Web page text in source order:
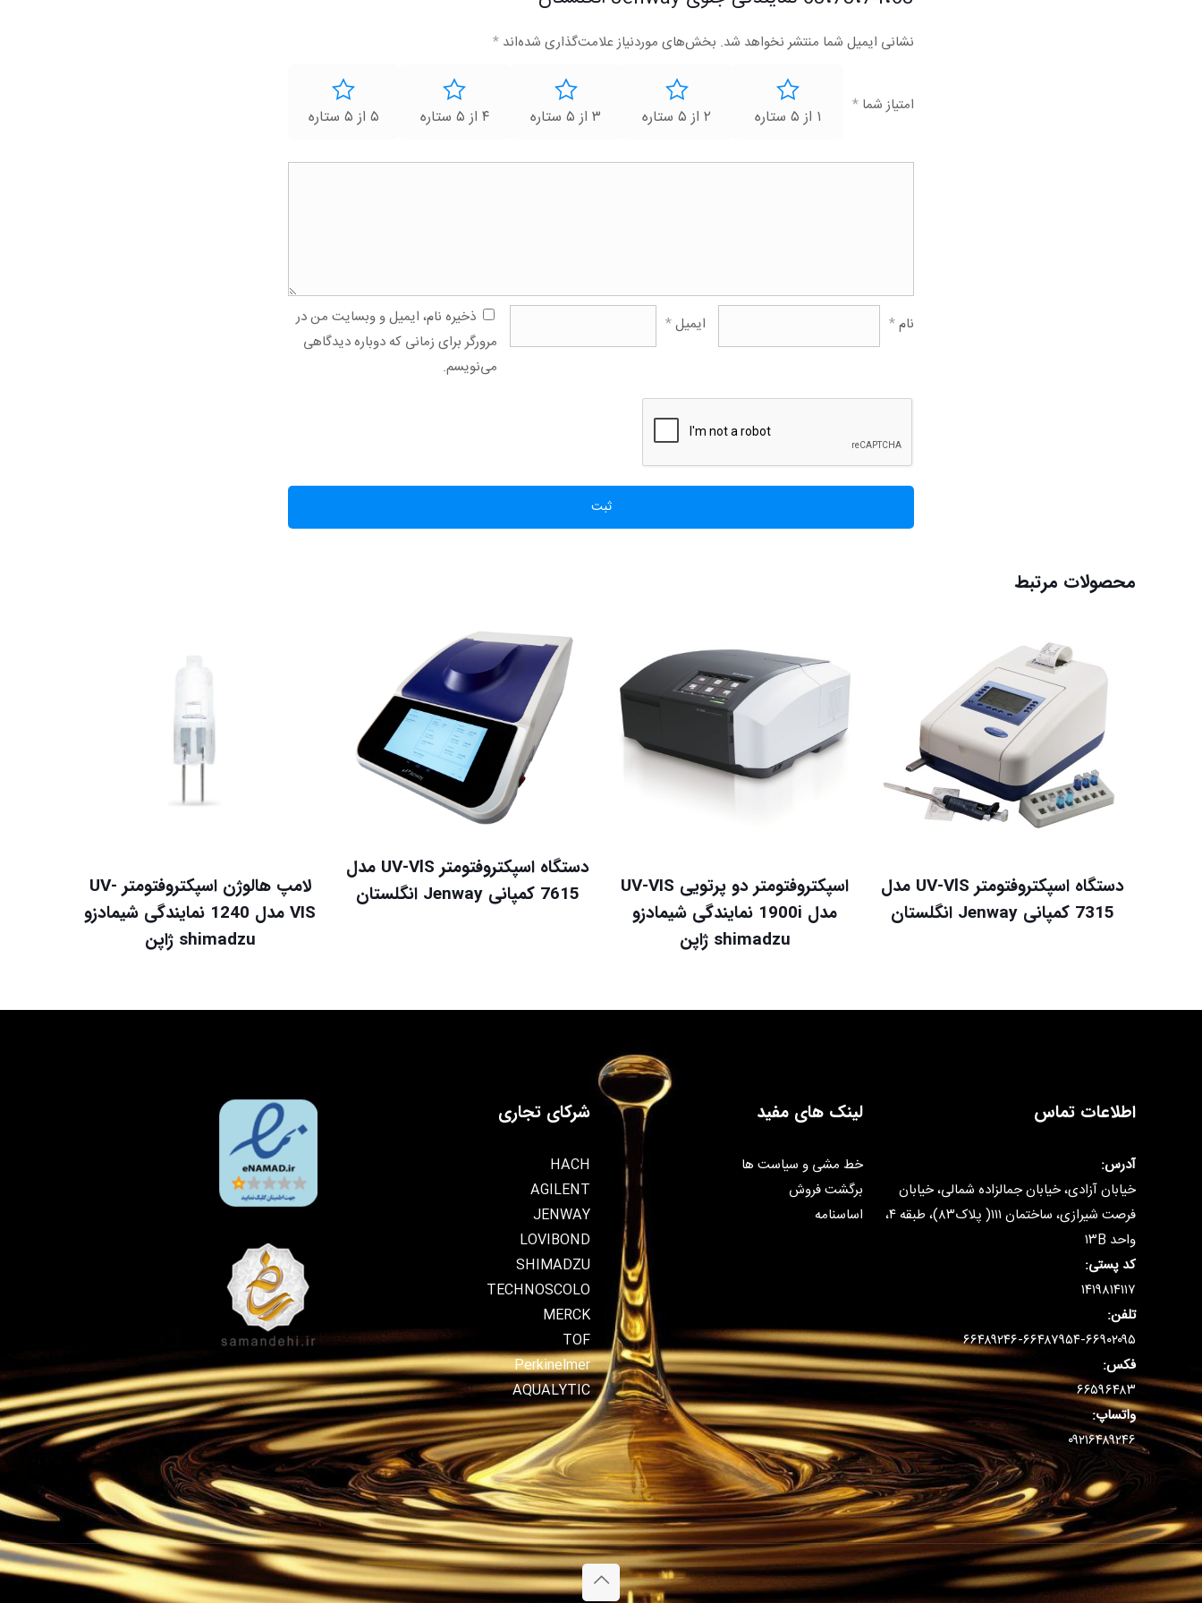
نشانی ایمیل شما منتشر نخواهد شد. بخش‌های موردنیاز علامت‌گذاری شده‌اند *
امتیاز شما *
۱ از ۵ ستاره ۲ از ۵ ستاره ۳ از ۵ ستاره ۴ از ۵ ستاره ۵ از ۵ ستاره
نام* ایمیل*
ذخیره نام، ایمیل و وبسایت من در
مرورگر برای زمانی که دوباره دیدگاهی
می‌نویسم.
محصولات مرتبط
دستگاه اسپکتروفتومتر UV-VlS مدل
7315 کمپانی Jenway انگلستان
اسپکتروفتومتر دو پرتویی UV-VIS
مدل 1900i نمایندگی شیمادزو
shimadzu ژاپن
دستگاه اسپکتروفتومتر UV-VlS مدل
7615 کمپانی Jenway انگلستان
لامپ هالوژن اسپکتروفتومتر UV-
VIS مدل 1240 نمایندگی شیمادزو
shimadzu ژاپن
اطلاعات تماس
آدرس:
خیابان آزادی، خیابان جمالزاده شمالی، خیابان
فرصت شیرازی، ساختمان ۱۱۱( پلاک۸۳)، طبقه ۴،
واحد ۱۳B
کد پستی:
۱۴۱۹۸۱۴۱۱۷
تلفن:
۶۶۴۸۹۲۴۶-۶۶۴۸۷۹۵۴-۶۶۹۰۲۰۹۵
فکس:
۶۶۵۹۶۴۸۳
واتساپ:
۰۹۲۱۶۴۸۹۲۴۶
لینک های مفید
خط مشی و سیاست ها
برگشت فروش
اساسنامه
شرکای تجاری
HACH
AGILENT
JENWAY
LOVIBOND
SHIMADZU
TECHNOSCOLO
MERCK
TOF
Perkinelmer
AQUALYTIC